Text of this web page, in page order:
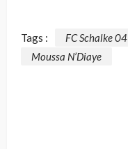
Tags : FC Schalke 04
Moussa N’Diaye